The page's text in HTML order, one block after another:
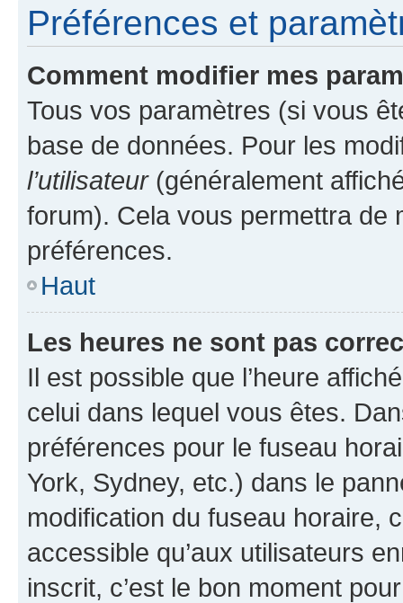
Préférences et
Comment modifier mes
Tous vos paramètres (si vous
base de données. Pour les
l’utilisateur(généralement
forum). Cela vous permettra de
préférences.
Haut
Les heures ne sont pas
Il est possible que l’heure
celui dans lequel vous êtes.
préférences pour le fuseau
York, Sydney, etc.) dans le
modification du fuseau horaire,
accessible qu’aux utilisateurs
inscrit, c’est le bon moment